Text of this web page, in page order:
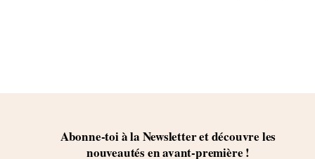
Abonne-toi à la Newsletter et découvre les
nouveautés en avant-première !